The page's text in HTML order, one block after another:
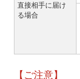
直接相手に届け
る場合
【ご注意】